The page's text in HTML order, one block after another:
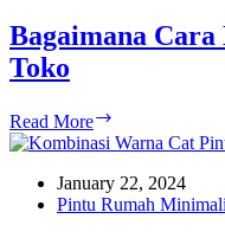
Kualitas
Maksimal
Bagaimana
Toko
Read More
Cara
Pintu
Lipat
January 22, 2024
Pintu Rumah